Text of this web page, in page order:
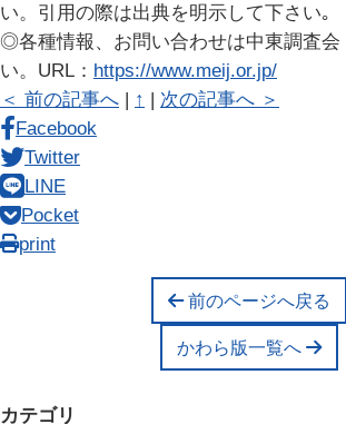
い。引用の際は出典を明示して下さい｡
◎各種情報、お問い合わせは中東調査会
い。URL： https://www.meij.or.jp/
＜ 前の記事へ | ↑ | 次の記事へ ＞
Facebook
Twitter
LINE
Pocket
print
前のページへ戻る
かわら版一覧へ
カテゴリ